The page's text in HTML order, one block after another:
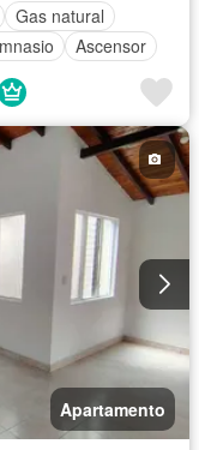
Gas natural
Ascensor
Apartamento